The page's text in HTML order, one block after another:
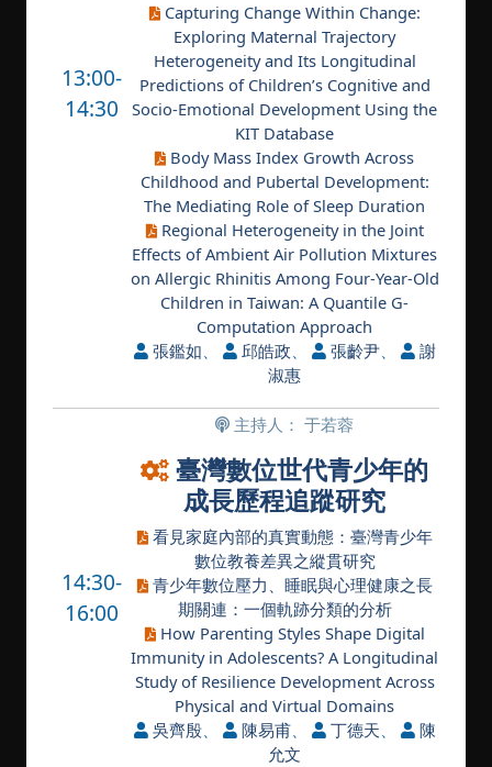
13:00-
14:30
Capturing Change Within Change:
Exploring Maternal Trajectory
Heterogeneity and Its Longitudinal
Predictions of Children’s Cognitive and
Socio-Emotional Development Using the
KIT Database
Body Mass Index Growth Across
Childhood and Pubertal Development:
The Mediating Role of Sleep Duration
Regional Heterogeneity in the Joint
Effects of Ambient Air Pollution Mixtures
on Allergic Rhinitis Among Four-Year-Old
Children in Taiwan: A Quantile G-
Computation Approach
張鑑如、 邱皓政、 張齡尹、
謝
淑惠
14:30-
16:00
主持人： 于若蓉
臺灣數位世代青少年的
成長歷程追蹤研究
看見家庭內部的真實動態：臺灣青少年
數位教養差異之縱貫研究
青少年數位壓力、睡眠與心理健康之長
期關連：一個軌跡分類的分析
How Parenting Styles Shape Digital
Immunity in Adolescents? A Longitudinal
Study of Resilience Development Across
Physical and Virtual Domains
吳齊殷、 陳易甫、 丁德天、
陳
允文